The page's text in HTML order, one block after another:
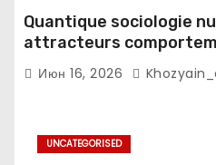
Quantique sociologie
attracteurs
du sommeil en
decisionnelle
Июн 16, 2026
UNCATEGORISED